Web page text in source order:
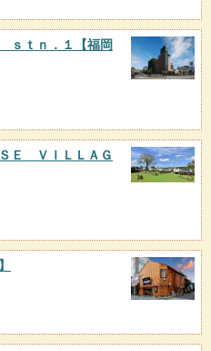
ｓｔｎ．１
【福岡
Ｅ ＶＩＬＬＡＧ